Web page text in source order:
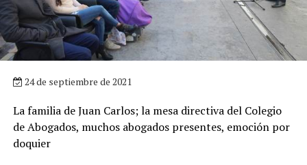
24 de septiembre de 2021
La familia de Juan Carlos; la mesa directiva del Colegio
de Abogados, muchos abogados presentes, emoción por
doquier